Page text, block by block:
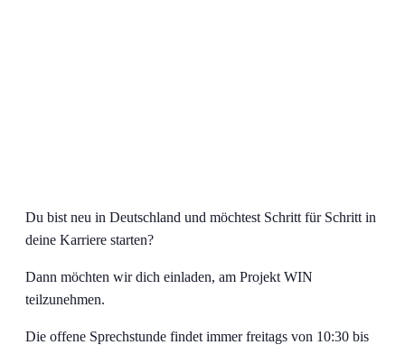
Du bist neu in Deutschland und möchtest Schritt für Schritt in
deine Karriere starten?
Dann möchten wir dich einladen, am Projekt WIN
teilzunehmen.
Die offene Sprechstunde findet immer freitags von 10:30 bis